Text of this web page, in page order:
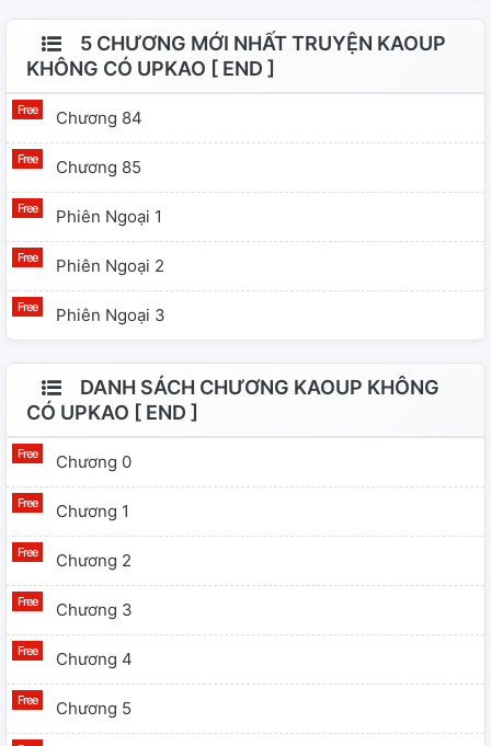
5 CHƯƠNG MỚI NHẤT TRUYỆN KAOUP
KHÔNG CÓ UPKAO [ END ]
Chương 84
Chương 85
Phiên Ngoại 1
Phiên Ngoại 2
Phiên Ngoại 3
DANH SÁCH CHƯƠNG KAOUP KHÔNG
CÓ UPKAO [ END ]
Chương 0
Chương 1
Chương 2
Chương 3
Chương 4
Chương 5